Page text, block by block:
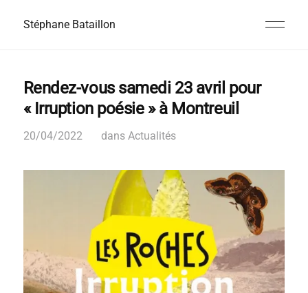
Stéphane Bataillon
Rendez-vous samedi 23 avril pour
« Irruption poésie » à Montreuil
20/04/2022 dans Actualités